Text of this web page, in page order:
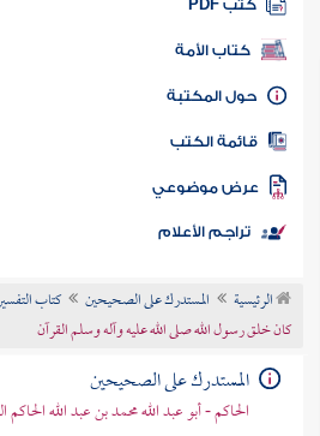
كتب PDF
كتاب الأمة
المكتبة
الكتب
موضوعي
تراجم الأعلام
الرئيسية المستدرك على الصحيحين كتاب
كان خلق رسول الله صلى الله عليه وآله وسلم القرآن
المستدرك على الصحيحين
الحاكم - أبو عبد الله محمد بن عبد الله الحاكم